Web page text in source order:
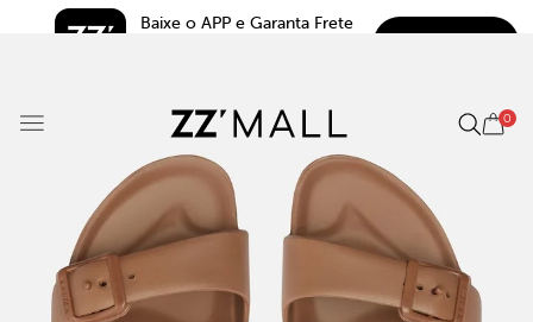
Baixe o APP e Garanta Frete
0